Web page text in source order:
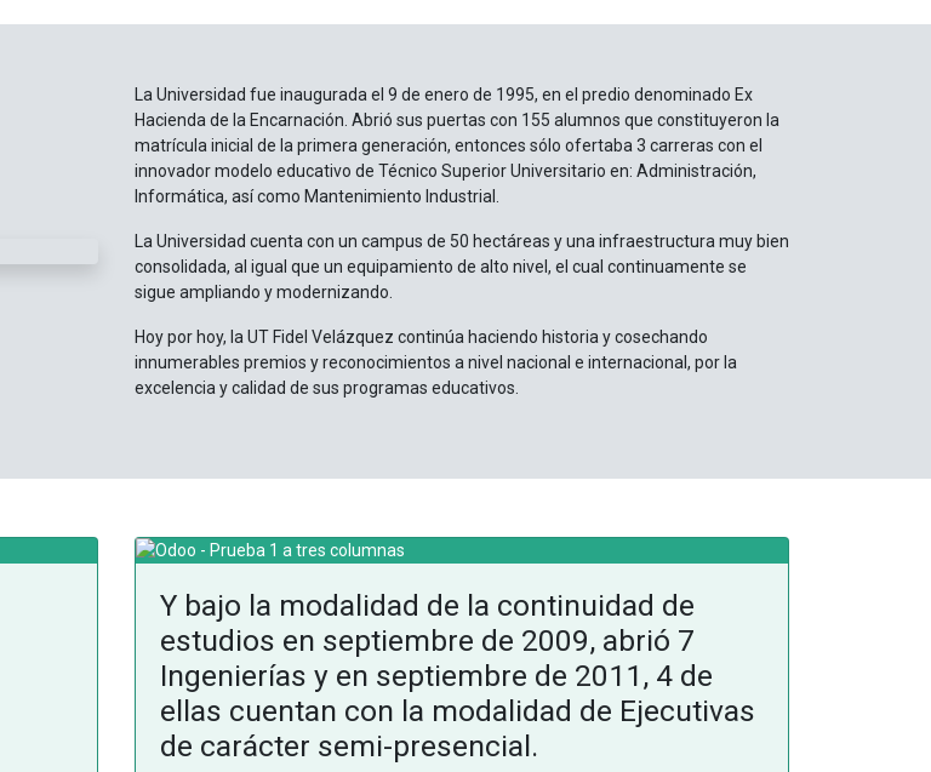
La Universidad fue inaugurada el 9 de enero de 1995, en el predio denominado Ex
Hacienda de la Encarnación. Abrió sus puertas con 155 alumnos que constituyeron la
matrícula inicial de la primera generación, entonces sólo ofertaba 3 carreras con el
innovador modelo educativo de Técnico Superior Universitario en: Administración,
Informática, así como Mantenimiento Industrial.
La Universidad cuenta con un campus de 50 hectáreas y una infraestructura muy bien
consolidada, al igual que un equipamiento de alto nivel, el cual continuamente se
sigue ampliando y modernizando.
Hoy por hoy, la UT Fidel Velázquez continúa haciendo historia y cosechando
innumerables premios y reconocimientos a nivel nacional e internacional, por la
excelencia y calidad de sus programas educativos.
Y bajo la modalidad de la continuidad de
estudios en septiembre de 2009, abrió 7
Ingenierías y en septiembre de 2011, 4 de
ellas cuentan con la modalidad de Ejecutivas
de carácter semi-presencial.